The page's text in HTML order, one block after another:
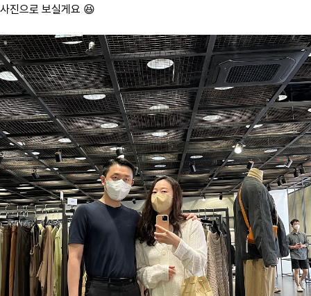
사진으로 보실게요 😆